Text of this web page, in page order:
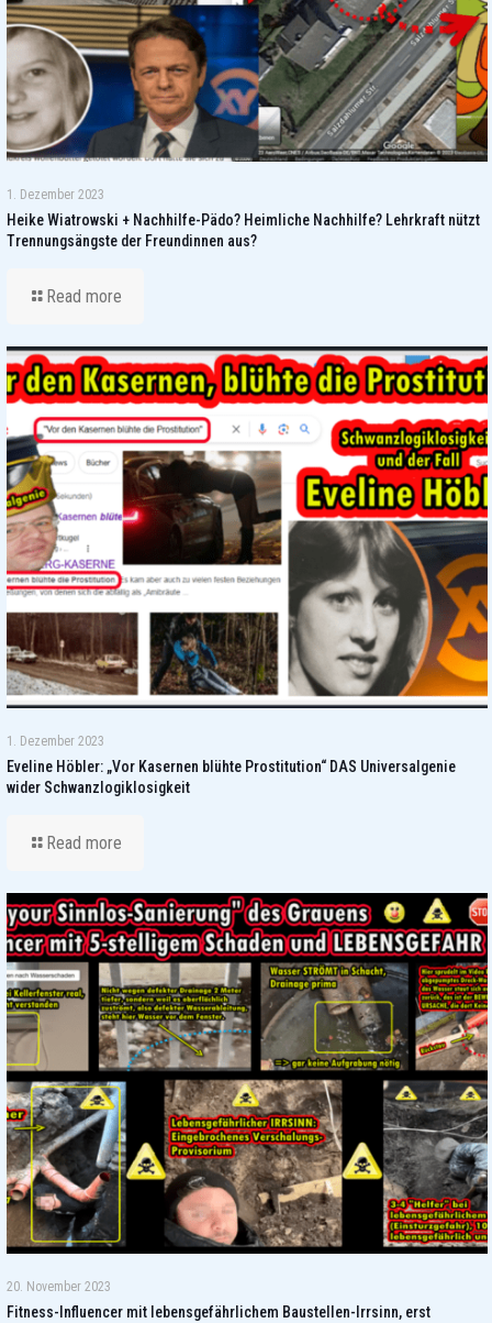
1. Dezember 2023
Heike Wiatrowski + Nachhilfe-Pädo? Heimliche Nachhilfe? Lehrkraft nützt
Trennungsängste der Freundinnen aus?
Read more
1. Dezember 2023
Eveline Höbler: „Vor Kasernen blühte Prostitution“ DAS Universalgenie
wider Schwanzlogiklosigkeit
Read more
20. November 2023
Fitness-Influencer mit lebensgefährlichem Baustellen-Irrsinn, erst